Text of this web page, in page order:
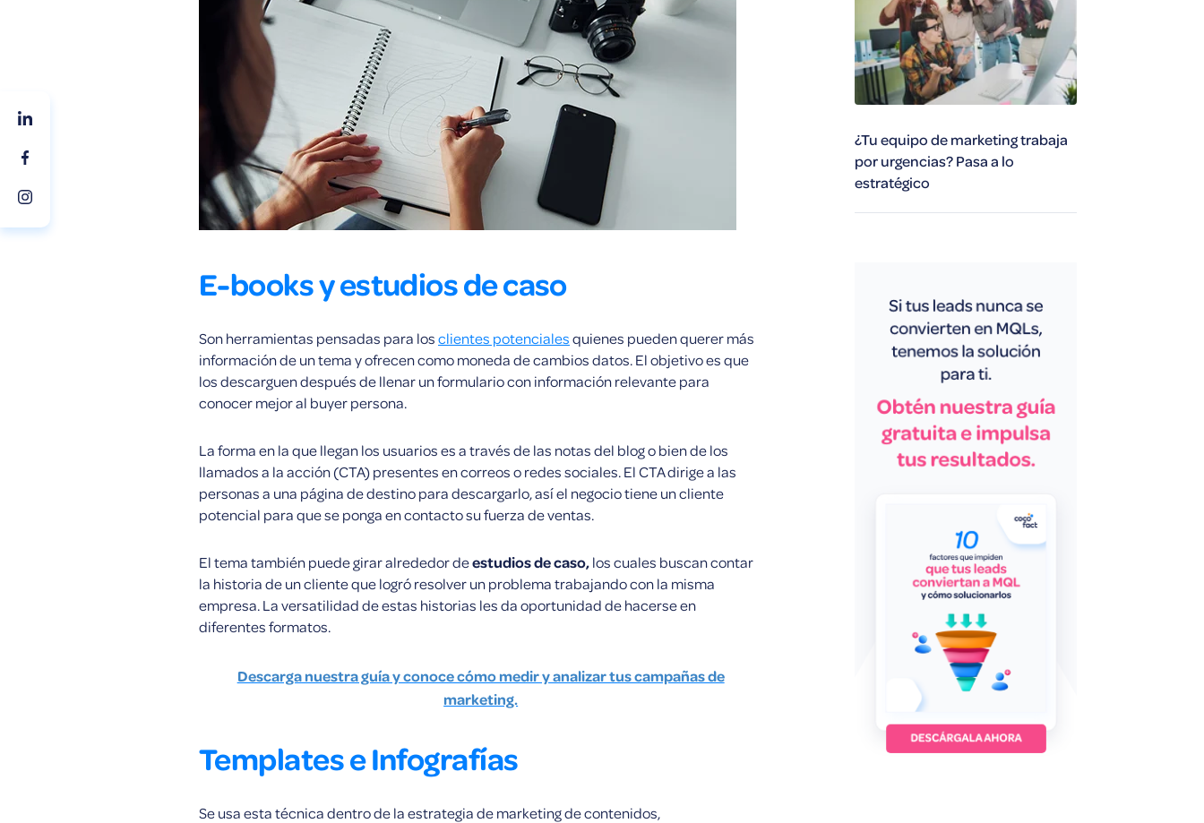
E-books y estudios de caso
Son herramientas pensadas para losclientes potencialesquienes pueden querer más
información de un tema y ofrecen como moneda de cambios datos. El objetivo es que
los descarguen después de llenar un formulario con información relevante para
conocer mejor al buyer persona.
La forma en la que llegan los usuarios es a través de las notas del blog o bien de los
llamados a la acción (CTA) presentes en correos o redes sociales. El CTA dirige a las
personas a una página de destino para descargarlo, así el negocio tiene un cliente
potencial para que se ponga en contacto su fuerza de ventas.
El tema también puede girar alrededor deestudios de caso,los cuales buscan contar
la historia de un cliente que logró resolver un problema trabajando con la misma
empresa. La versatilidad de estas historias les da oportunidad de hacerse en
diferentes formatos.
Descarga nuestra guía y conoce cómo medir y analizar tus campañas de
marketing.
Templates e Infografías
Se usa esta técnica dentro de la estrategia de marketing de contenidos,
¿Tu equipo de marketing trabaja
por urgencias? Pasa a lo
estratégico